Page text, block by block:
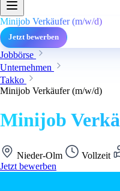
Minijob Verkäufer (m/w/d)
Jetzt bewerben
Jobbörse
Unternehmen
Takko
Minijob Verkäufer (m/w/d)
Minijob
Nieder-Olm Vollzeit
Jetzt bewerben